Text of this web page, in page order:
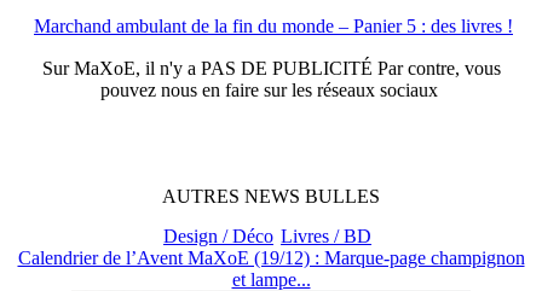
Marchand ambulant de la fin du monde – Panier 5 : des livres !
SurMaXoE, il n'y a PAS DE PUBLICITÉ Par contre, vous
pouvez nous en faire sur les réseaux sociaux
AUTRES NEWS BULLES
Design / Déco Livres / BD
Calendrier de l’Avent MaXoE (19/12) : Marque-page champignon
et lampe...